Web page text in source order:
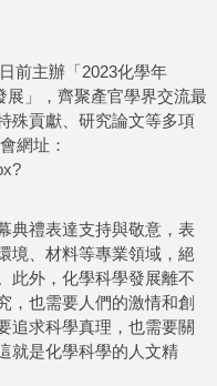
前主辦「2023化學年
」，齊聚產官學界交流最
殊貢獻、研究論文等多項
網址：
典禮表達支持與敬意，表
境、材料等專業領域，絕
此外，化學科學發展離不
，也需要人們的激情和創
追求科學真理，也需要關
就是化學科學的人文精